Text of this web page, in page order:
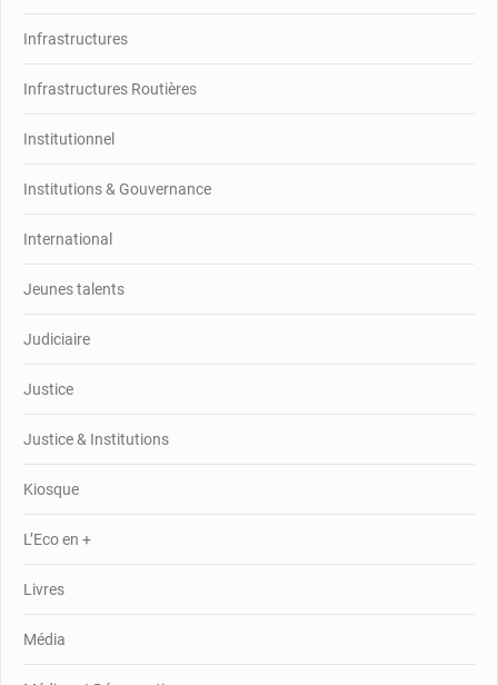
Infrastructures
Infrastructures Routières
Institutionnel
Institutions & Gouvernance
International
Jeunes talents
Judiciaire
Justice
Justice & Institutions
Kiosque
L’Eco en +
Livres
Média